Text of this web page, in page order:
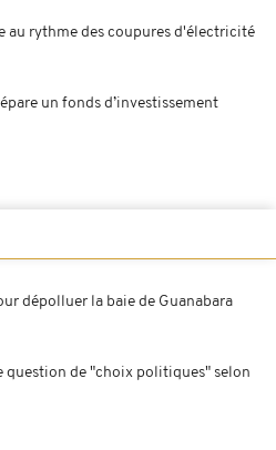
au rythme des coupures d'électricité
un fonds d’investissement
dépolluer la baie de Guanabara
question de "choix politiques" selon